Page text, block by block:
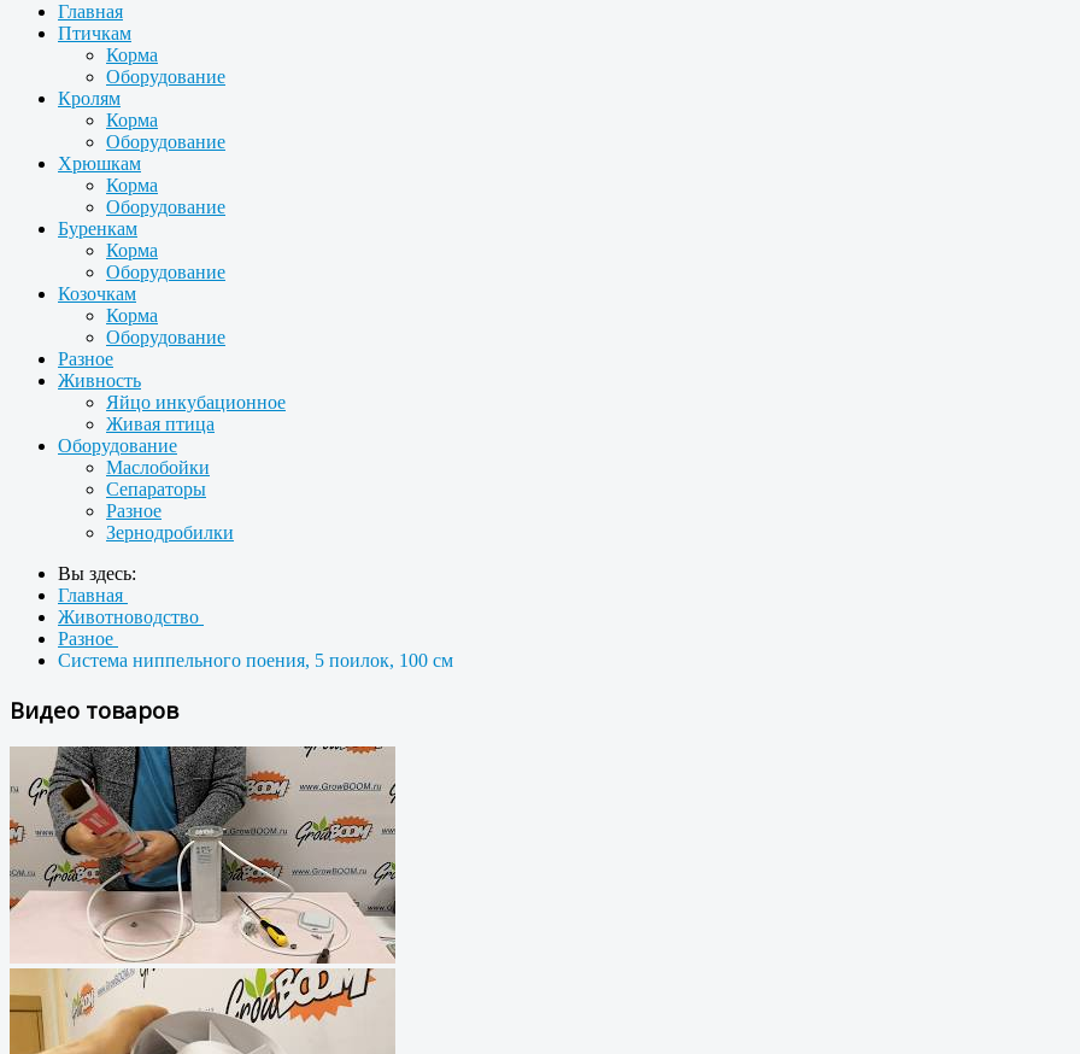
Главная
Птичкам
Корма
Оборудование
Кролям
Корма
Оборудование
Хрюшкам
Корма
Оборудование
Буренкам
Корма
Оборудование
Козочкам
Корма
Оборудование
Разное
Живность
Яйцо инкубационное
Живая птица
Оборудование
Маслобойки
Сепараторы
Разное
Зернодробилки
Вы здесь:
Главная
Животноводство
Разное
Система ниппельного поения, 5 поилок, 100 см
Видео товаров